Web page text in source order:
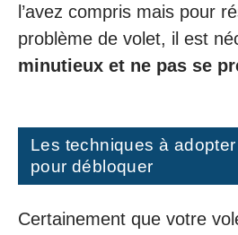
l’avez compris mais pour
problème de volet, il est
minutieux et ne pas se
Les techniques à
pour débloquer
Certainement que votre